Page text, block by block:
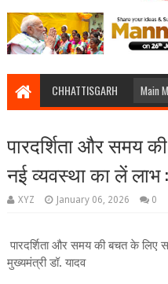
CHHATTISGARH
पारदर्शिता और समय
नई व्यवस्था का लें लाभ
XYZ January 06, 2026 0
पारदर्शिता और समय की बचत के लिए
मुख्यमंत्री डॉ. यादव